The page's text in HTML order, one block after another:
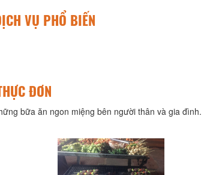
VỤ PHỔ BIẾN
ĐƠN
bữa ăn ngon miệng bên người thân và gia đình.